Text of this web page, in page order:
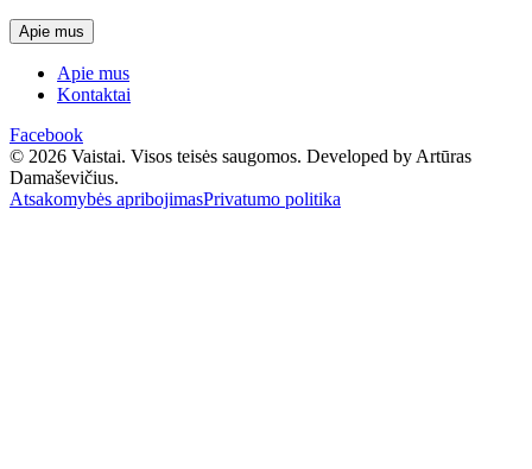
Apie mus
Apie mus
Kontaktai
Facebook
© 2026 Vaistai. Visos teisės saugomos. Developed by Artūras
Damaševičius.
Atsakomybės apribojimasPrivatumo politika